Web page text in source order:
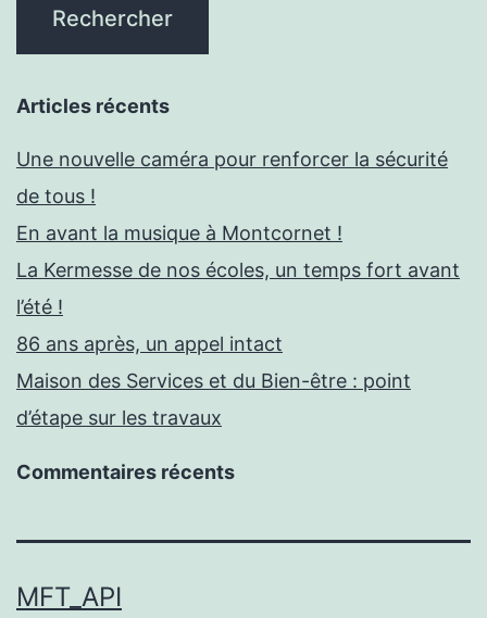
Articles récents
Une nouvelle caméra pour renforcer la sécurité
de tous !
En avant la musique à Montcornet !
La Kermesse de nos écoles, un temps fort avant
l’été !
86 ans après, un appel intact
Maison des Services et du Bien-être : point
d’étape sur les travaux
Commentaires récents
MFT_API